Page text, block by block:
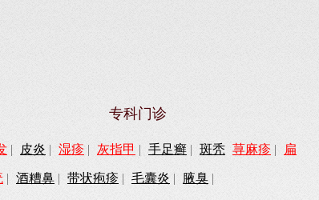
专科门诊
| 皮炎 | 湿疹 | 灰指甲 | 手足癣 | 斑秃 荨麻疹 | 扁
| 酒糟鼻 | 带状疱疹 | 毛囊炎 | 腋臭 |